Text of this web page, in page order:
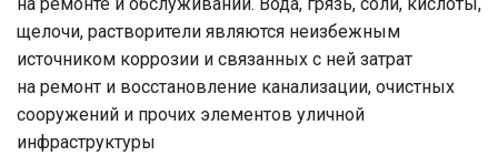
щелочи, растворители являются неизбежным
источником коррозии и связанных с ней затрат
на ремонт и восстановление канализации, очистных
сооружений и прочих элементов уличной
инфраструктуры